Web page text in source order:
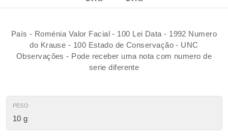
País - Roménia Valor Facial - 100 Lei Data - 1992 Numero
do Krause - 100 Estado de Conservação - UNC
Observações - Pode receber uma nota com numero de
serie diferente
PESO
10 g